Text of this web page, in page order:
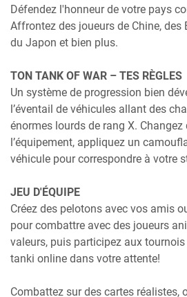
Défendez l'honneur de votre pays
Affrontez des joueurs de Chine, des
du Japon et bien plus.
TON TANK OF WAR – TES RÈGLES
Un système de progression bien
l’éventail de véhicules allant des
énormes lourds de rang X.
l’équipement, appliquez un
véhicule pour correspondre à votre
JEU D'ÉQUIPE
Créez des pelotons avec vos amis
pour combattre avec des joueurs
valeurs, puis participez aux
tanki online dans votre attente!
Combattez sur des cartes réalistes,